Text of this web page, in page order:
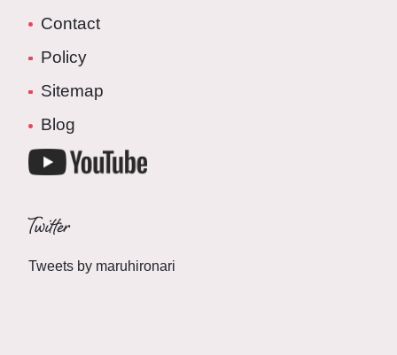
Contact
Policy
Sitemap
Blog
Twitter
Tweets by maruhironari